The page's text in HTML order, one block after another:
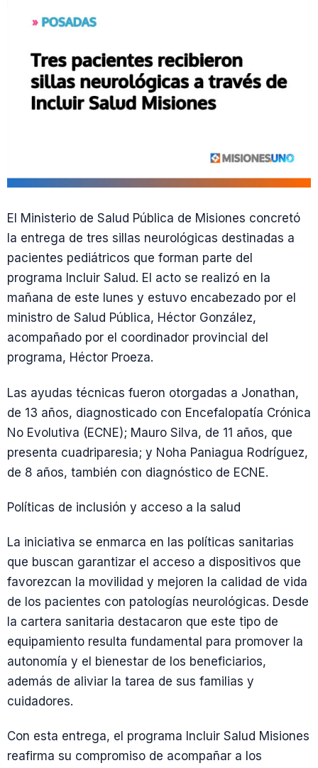
El Ministerio de Salud Pública de Misiones concretó
la entrega de tres sillas neurológicas destinadas a
pacientes pediátricos que forman parte del
programa Incluir Salud. El acto se realizó en la
mañana de este lunes y estuvo encabezado por el
ministro de Salud Pública, Héctor González,
acompañado por el coordinador provincial del
programa, Héctor Proeza.
Las ayudas técnicas fueron otorgadas a Jonathan,
de 13 años, diagnosticado con Encefalopatía Crónica
No Evolutiva (ECNE); Mauro Silva, de 11 años, que
presenta cuadriparesia; y Noha Paniagua Rodríguez,
de 8 años, también con diagnóstico de ECNE.
Políticas de inclusión y acceso a la salud
La iniciativa se enmarca en las políticas sanitarias
que buscan garantizar el acceso a dispositivos que
favorezcan la movilidad y mejoren la calidad de vida
de los pacientes con patologías neurológicas. Desde
la cartera sanitaria destacaron que este tipo de
equipamiento resulta fundamental para promover la
autonomía y el bienestar de los beneficiarios,
además de aliviar la tarea de sus familias y
cuidadores.
Con esta entrega, el programa Incluir Salud Misiones
reafirma su compromiso de acompañar a los